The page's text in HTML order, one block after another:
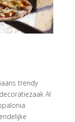
trendy
Al